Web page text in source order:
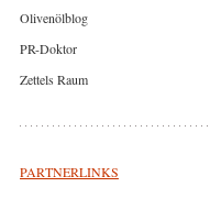
Olivenölblog
PR-Doktor
Zettels Raum
PARTNERLINKS